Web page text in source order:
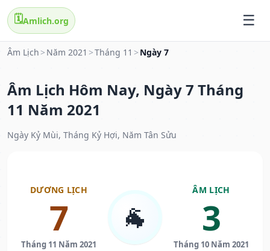
🗓️Amlich.org
Âm Lịch > Năm 2021 >Tháng 11 > Ngày 7
Âm Lịch Hôm Nay, Ngày 7 Tháng
11 Năm 2021
Ngày Kỷ Mùi, Tháng Kỷ Hợi, Năm Tân Sửu
DƯƠNG LỊCH
7
Tháng 11 Năm 2021
🐐
ÂM LỊCH
3
Tháng 10 Năm 2021